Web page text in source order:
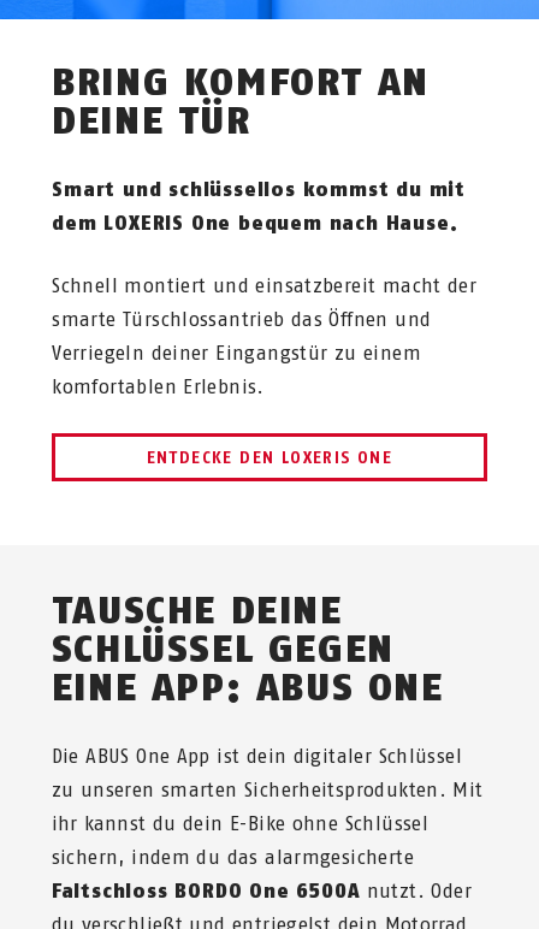
BRING KOMFORT AN
DEINE TÜR
Smart und schlüssellos kommst du mit
dem LOXERIS One bequem nach Hause.
Schnell montiert und einsatzbereit macht der
smarte Türschlossantrieb das Öffnen und
Verriegeln deiner Eingangstür zu einem
komfortablen Erlebnis.
ENTDECKE DEN LOXERIS ONE
TAUSCHE DEINE
SCHLÜSSEL GEGEN
EINE APP: ABUS ONE
Die ABUS One App ist dein digitaler Schlüssel
zu unseren smarten Sicherheitsprodukten. Mit
ihr kannst du dein E-Bike ohne Schlüssel
sichern, indem du das alarmgesicherte
Faltschloss BORDO One 6500A nutzt. Oder